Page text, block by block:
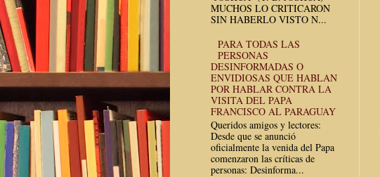
MUCHOS LO CRITICARON
SIN HABERLO VISTO N...
PARA TODAS LAS
PERSONAS
DESINFORMADAS O
ENVIDIOSAS QUE HABLAN
POR HABLAR CONTRA LA
VISITA DEL PAPA
FRANCISCO AL PARAGUAY
Queridos amigos y lectores:
Desde que se anunció
oficialmente la venida del Papa
comenzaron las críticas de
personas: Desinforma...